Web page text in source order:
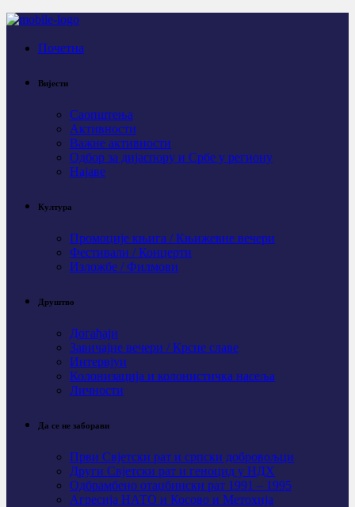
Почетна
Вијести
Саопштења
Активности
Важне активности
Одбор за дијаспору и Србе у региону
Најаве
Култура
Промоције књига / Књижевне вечери
Фестивали / Концерти
Изложбе / Филмови
Друштво
Догађаји
Завичајне вечери / Крсне славе
Интервјуи
Колонизација и колонистичка насеља
Личности
Да се не заборави
Први Свјeтски рат и српски добровољци
Други Свјетски рат и геноцид у НДХ
Одбрамбено отаџбински рат 1991 – 1995
Агресија НАТО и Косово и Метохија